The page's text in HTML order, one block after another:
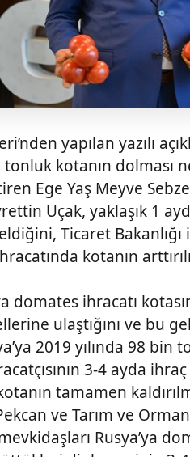
yapılan yazılı
kotanın dolması
Ege Yaş Meyve
Uçak, yaklaşık 1
Ticaret Bakanlığı
kotanın
domates ihracatı
ulaştığını ve bu
2019 yılında 98
3-4 ayda
tamamen
ve Tarım ve
Rusya’ya